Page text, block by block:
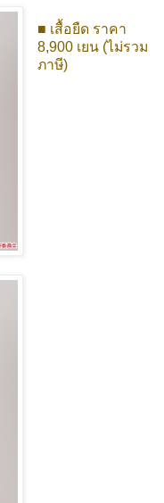
■ เสื้อยืด ราคา
8,900 เยน (ไม่รวม
ภาษี)